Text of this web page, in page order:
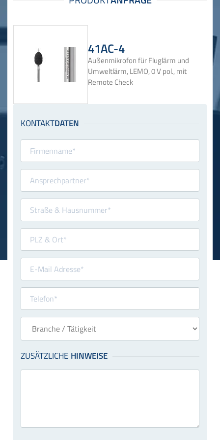
41AC-4
Außenmikrofon für Fluglärm und
Umweltlärm, LEMO, 0 V pol., mit
Remote Check